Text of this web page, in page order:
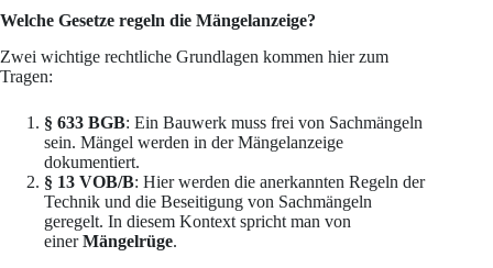
Welche Gesetze regeln die Mängelanzeige?
Zwei wichtige rechtliche Grundlagen kommen hier zum
Tragen:
§ 633 BGB: Ein Bauwerk muss frei von Sachmängeln
sein. Mängel werden in der Mängelanzeige
dokumentiert.
§ 13 VOB/B: Hier werden die anerkannten Regeln der
Technik und die Beseitigung von Sachmängeln
geregelt. In diesem Kontext spricht man von
einerMängelrüge.